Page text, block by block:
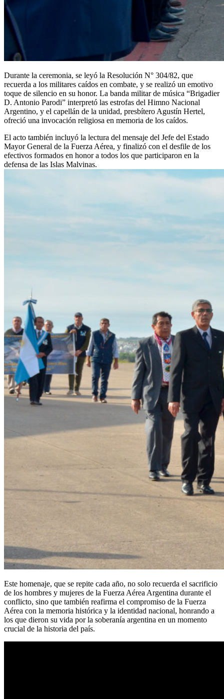
Durante la ceremonia, se leyó la Resolución N° 304/82, que
recuerda a los militares caídos en combate, y se realizó un emotivo
toque de silencio en su honor. La banda militar de música “Brigadier
D. Antonio Parodi” interpretó las estrofas del Himno Nacional
Argentino, y el capellán de la unidad, presbítero Agustín Hertel,
ofreció una invocación religiosa en memoria de los caídos.
El acto también incluyó la lectura del mensaje del Jefe del Estado
Mayor General de la Fuerza Aérea, y finalizó con el desfile de los
efectivos formados en honor a todos los que participaron en la
defensa de las Islas Malvinas.
Este homenaje, que se repite cada año, no solo recuerda el sacrificio
de los hombres y mujeres de la Fuerza Aérea Argentina durante el
conflicto, sino que también reafirma el compromiso de la Fuerza
Aérea con la memoria histórica y la identidad nacional, honrando a
los que dieron su vida por la soberanía argentina en un momento
crucial de la historia del país.